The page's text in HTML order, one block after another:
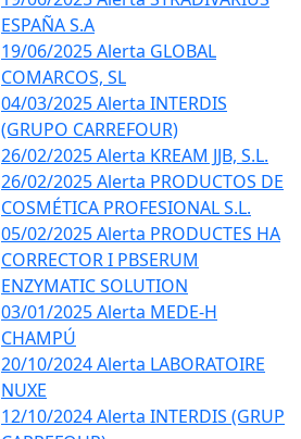
ESPAÑA S.A
19/06/2025 Alerta GLOBAL
COMARCOS, SL
04/03/2025 Alerta INTERDIS
(GRUPO CARREFOUR)
26/02/2025 Alerta KREAM JJB, S.L.
26/02/2025 Alerta PRODUCTOS DE
COSMÉTICA PROFESIONAL S.L.
05/02/2025 Alerta PRODUCTES HA
CORRECTOR I PBSERUM
ENZYMATIC SOLUTION
03/01/2025 Alerta MEDE-H
CHAMPÚ
20/10/2024 Alerta LABORATOIRE
NUXE
12/10/2024 Alerta INTERDIS (GRUP